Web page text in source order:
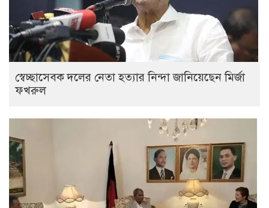
স্বেচ্ছাসেবক দলের নেতা হত্যার নিন্দা জানিয়েছেন মির্জা
ফখরুল